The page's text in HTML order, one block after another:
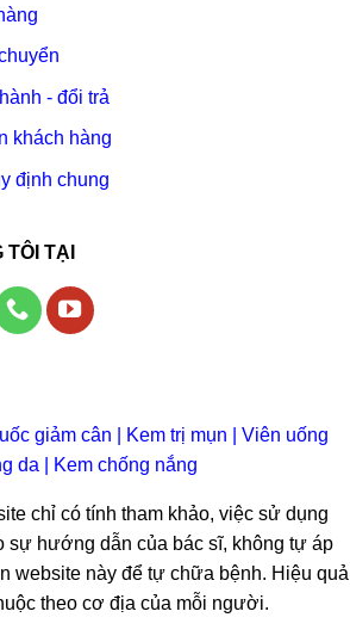
- đổi trả
khách hàng
định chung
TẠI
giảm cân Kem trị mụn
Viên uống
da
Kem chống nắng
chỉ có tính tham khảo, việc sử dụng
sự hướng dẫn của bác sĩ, không tự áp
website này để tự chữa bệnh. Hiệu quả
theo cơ địa của mỗi người.